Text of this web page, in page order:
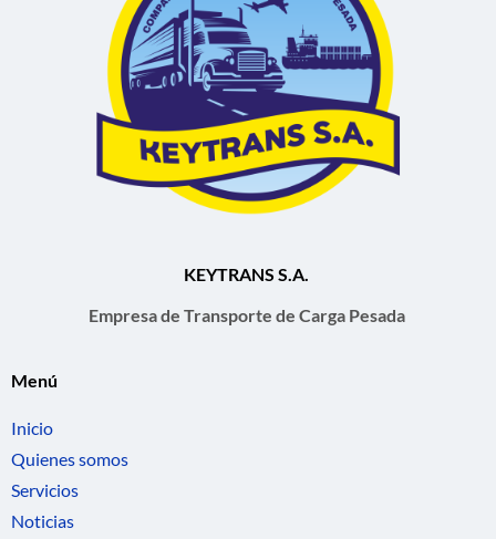
KEYTRANS S.A.
Empresa de Transporte de Carga Pesada
Menú
Inicio
Quienes somos
Servicios
Noticias